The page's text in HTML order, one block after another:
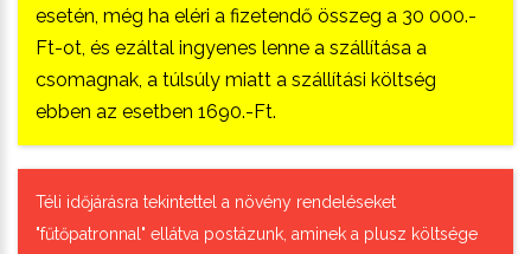
esetén, még ha eléri a fizetendő összeg a 30 000.-
Ft-ot, és ezáltal ingyenes lenne a szállítása a
csomagnak, a túlsúly miatt a szállítási költség
ebben az esetben 1690.-Ft.
Téli időjárásra tekintettel a növény rendeléseket
"fűtőpatronnal" ellátva postázunk, aminek a plusz költsége